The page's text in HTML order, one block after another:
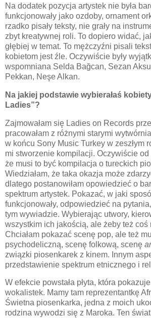
Na dodatek pozycja artystek nie była
funkcjonowały jako ozdoby, ornament
rzadko pisały teksty, nie grały na
zbyt kreatywnej roli. To dopiero widać,
głębiej w temat. To mężczyźni pisali
kobietom jest źle. Oczywiście były
wspomniana Selda Bağcan, Sezan
Pekkan, Neşe Alkan.
Na jakiej podstawie wybierałaś
Ladies”?
Zajmowałam się Ladies on Records
pracowałam z różnymi starymi
w końcu Sony Music Turkey w zeszłym
mi stworzenie kompilacji. Oczywiście od
że musi to być kompilacja o tureckich
Wiedziałam, że taka okazja może
dlatego postanowiłam opowiedzieć o
spektrum artystek. Pokazać, w jaki
funkcjonowały, odpowiedzieć na
tym wywiadzie. Wybierając utwory,
wszystkim ich jakością, ale żeby też coś
Chciałam pokazać scenę pop, ale też
psychodeliczną, scenę folkową, scenę
związki piosenkarek z kinem. Innym
przedstawienie spektrum etnicznego i
W efekcie powstała płyta, która
wokalistek. Mamy tam reprezentantkę
Świetna piosenkarka, jedna z moich
rodzina wywodzi się z Maroka. Ten